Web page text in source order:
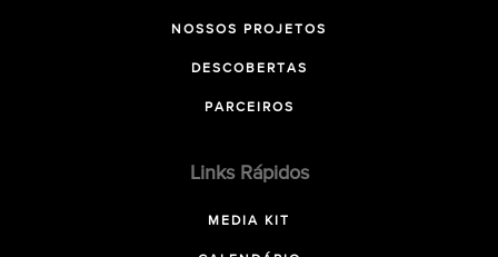
NOSSOS PROJETOS
DESCOBERTAS
PARCEIROS
Links Rápidos
MEDIA KIT